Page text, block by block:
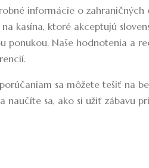
informácie o zahraničných
kasína, ktoré akceptujú
ponukou. Naše hodnotenia a
sa môžete tešiť na
naučíte sa, ako si užiť zábavu